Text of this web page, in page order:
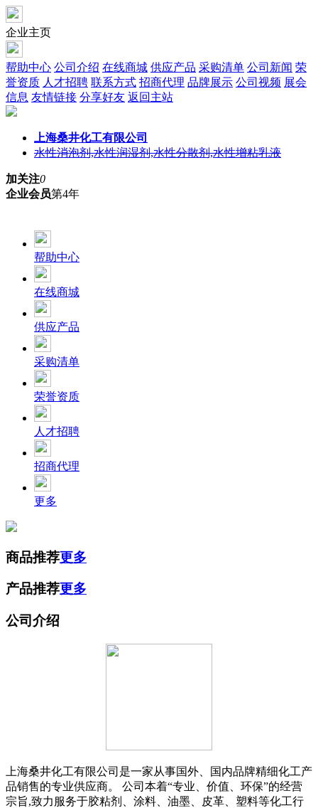
企业主页
帮助中心 公司介绍 在线商城 供应产品 采购清单 公司新闻 荣
誉资质 人才招聘 联系方式 招商代理 品牌展示 公司视频 展会
信息 友情链接 分享好友 返回主站
上海桑井化工有限公司
水性消泡剂,水性润湿剂,水性分散剂,水性增粘乳液
加关注0
企业会员第4年
帮助中心
在线商城
供应产品
采购清单
荣誉资质
人才招聘
招商代理
更多
商品推荐更多
产品推荐更多
公司介绍
上海桑井化工有限公司是一家从事国外、国内品牌精细化工产
品销售的专业供应商。 公司本着“专业、价值、环保”的经营
宗旨,致力服务于胶粘剂、涂料、油墨、皮革、塑料等化工行